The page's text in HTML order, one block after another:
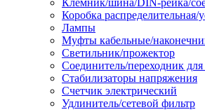
Коробка распределительная/
Лампы
Муфты кабельные/
Светильник/прожектор
Соединитель/переходник
Стабилизаторы напряжения
Счетчик электрический
Удлинитель/сетевой фильтр